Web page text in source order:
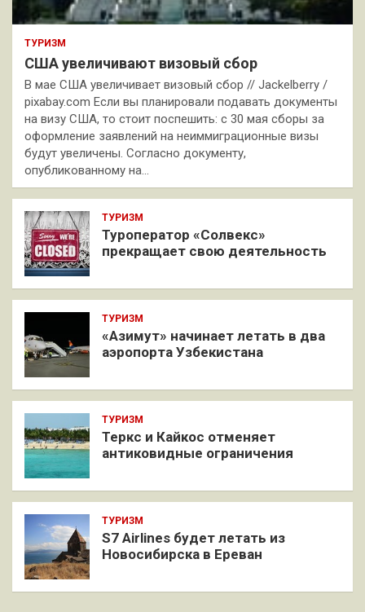
ТУРИЗМ
США увеличивают визовый сбор
В мае США увеличивает визовый сбор // Jackelberry /
pixabay.com Если вы планировали подавать документы
на визу США, то стоит поспешить: с 30 мая сборы за
оформление заявлений на неиммиграционные визы
будут увеличены. Согласно документу,
опубликованному на…
ТУРИЗМ
Туроператор «Солвекс»
прекращает свою деятельность
ТУРИЗМ
«Азимут» начинает летать в два
аэропорта Узбекистана
ТУРИЗМ
Теркс и Кайкос отменяет
антиковидные ограничения
ТУРИЗМ
S7 Airlines будет летать из
Новосибирска в Ереван